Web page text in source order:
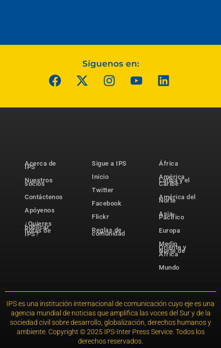
Síguenos en:
Acerca de
IPS
Nuestros
socios
Contáctenos
Apóyenos
¿Quieres
publicar
notas de
IPS?
Sigue a IPS
Inicio
Twitter
Facebook
Flickr
Reglas de
comunidad
África
América
Latina y el
Caribe
América del
Norte
Asia-
Pacífico
Europa
Medio
Oriente y
Norte de
África
Mundo
IPS es una institución internacional de comunicación cuyo eje es una
agencia mundial de noticias que amplifica las voces del Sur y de la
sociedad civil sobre desarrollo, globalización, derechos humanos y
ambiente. Copyright © 2025 IPS-Inter Press Service. Todos los
derechos reservados.